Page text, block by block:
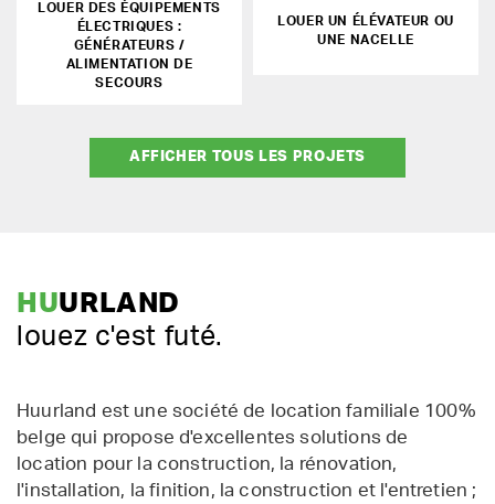
LOUER DES ÉQUIPEMENTS
ÉLECTRIQUES :
GÉNÉRATEURS /
ALIMENTATION DE
SECOURS
LOUER UN ÉLÉVATEUR OU
UNE NACELLE
AFFICHER TOUS LES PROJETS
HUURLAND
louez c'est futé.
Huurland est une société de location familiale 100%
belge qui propose d'excellentes solutions de
location pour la construction, la rénovation,
l'installation, la finition, la construction et l'entretien ;